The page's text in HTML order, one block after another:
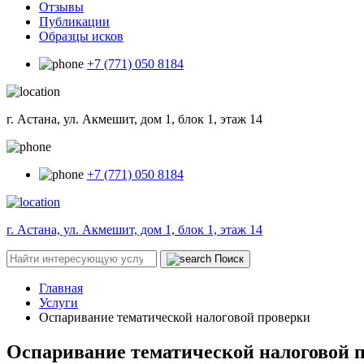
Отзывы
Публикации
Образцы исков
+7 (771) 050 8184
г. Астана, ул. Акмешит, дом 1, блок 1, этаж 14
+7 (771) 050 8184
г. Астана, ул. Акмешит, дом 1, блок 1, этаж 14
Поиск
Главная
Услуги
Оспаривание тематической налоговой проверки
Оспаривание тематической налоговой